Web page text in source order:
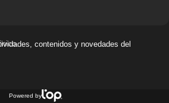
contenidos y novedades del
Powered by